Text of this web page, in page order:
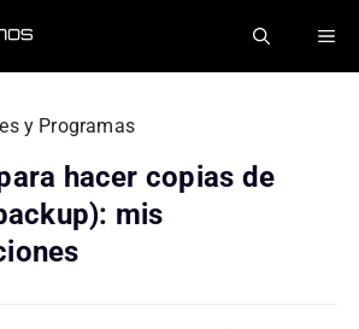
y Programas
hacer copias de
mis